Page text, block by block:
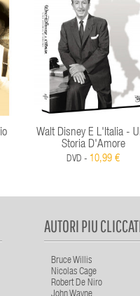
Walt Disney E L'Italia -
Storia D'Amore
DVD - 10,99 €
AUTORI PIU
Bruce Willis
Nicolas Cage
Robert De Niro